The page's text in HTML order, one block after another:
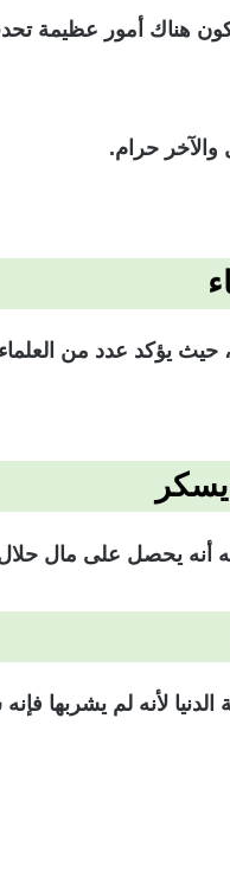
هناك أمور عظيمة
والآخر حرام.
حيث يؤكد عدد من
أنه يحصل على مال
لأنه لم يشربها